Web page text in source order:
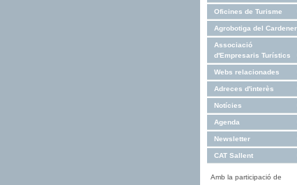
Oficines de Turisme
Agrobotiga del Cardener
Associació
d'Empresaris Turístics
Webs relacionades
Adreces d'interès
Notícies
Agenda
Newsletter
CAT Sallent
Amb la participació de